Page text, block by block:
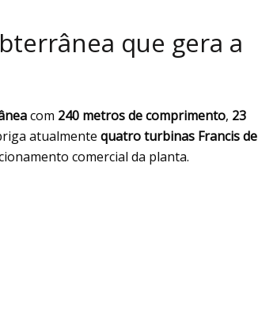
que gera a
com 240 metros de comprimento, 23
atualmente quatro turbinas Francis de
comercial da planta.